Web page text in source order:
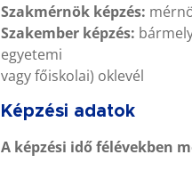
Szakmérnök képzés:
Szakember képzés:
egyetemi
vagy főiskolai) oklevél
Képzési adatok
A képzési idő félévekben